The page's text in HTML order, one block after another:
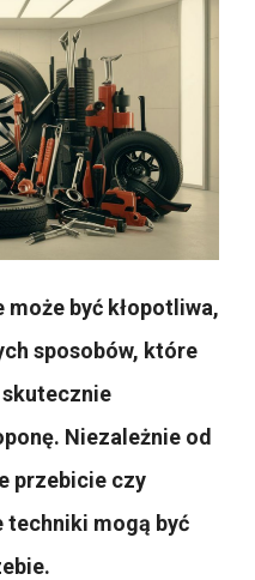
może być kłopotliwa,
sposobów, które
Niezależnie od
przebicie czy
techniki mogą być